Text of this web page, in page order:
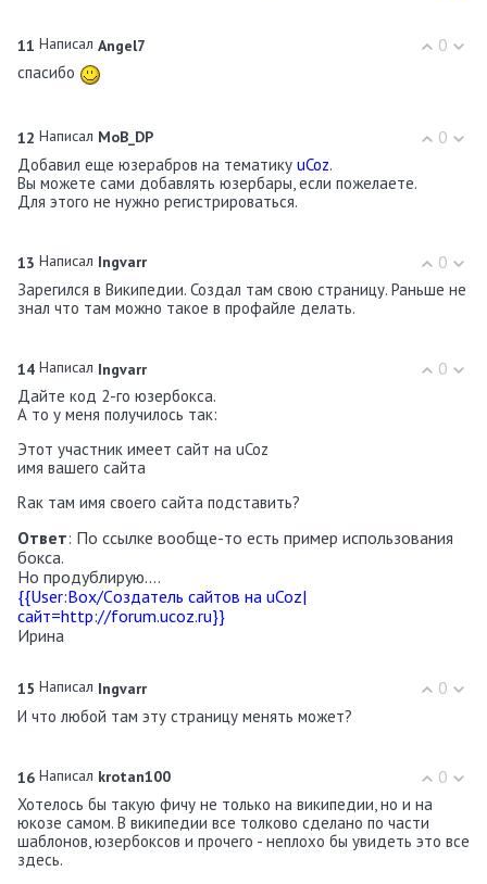
0
11 Написал Angel7
спасибо
0
12 Написал MoB_DP
Добавил еще юзерабров на тематику uCoz.
Вы можете сами добавлять юзербары, если пожелаете.
Для этого не нужно регистрироваться.
0
13 Написал Ingvarr
Зарегился в Википедии. Создал там свою страницу. Раньше не
знал что там можно такое в профайле делать.
0
14 Написал Ingvarr
Дайте код 2-го юзербокса.
А то у меня получилось так:
Этот участник имеет сайт на uCoz
имя вашего сайта
Rак там имя своего сайта подставить?
Ответ: По ссылке вообще-то есть пример использования
бокса.
Но продублирую....
{{User:Box/Cоздатель сайтов на uCoz|
сайт=http://forum.ucoz.ru}}
Ирина
0
15 Написал Ingvarr
И что любой там эту страницу менять может?
0
16 Написал krotan100
Хотелось бы такую фичу не только на википедии, но и на
юкозе самом. В википедии все толково сделано по части
шаблонов, юзербоксов и прочего - неплохо бы увидеть это все
здесь.